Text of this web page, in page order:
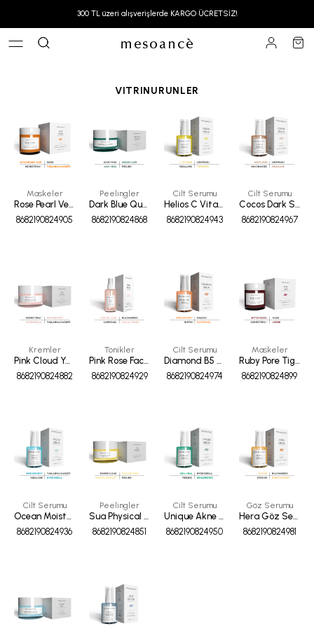
300 TL üzeri alışverişlerde KARGO ÜCRETSİZ!
VITRINURUNLER
Maskeler
Rose Pearl Vegan Gözenekleri Sıkılaştırıcı Kolajen yüz maskesi 100ml
8682190824905
Peelingler
Dark Blue Quartz Aha-Bha Arındırıcı - Sebum Dengeleyici Peeling 50 ml
8682190824868
Cilt Serumu
Helios C Vitaminli Leke & Akne Karşıtı Antioksidan Serum 30 ml
8682190824943
Cilt Serumu
Cocos Dark Spot Corrector Niacinamide Leke Giderici Renk Eşitleyici Serum 30 ml
8682190824967
Kremler
Pink Cloud Yaşlanma Karşıtı Nemlendirici Yüz Bakım Kremi 50 ml
8682190824882
Tonikler
8682190824929
Cilt Serumu
8682190824974
Maskeler
8682190824899
Cilt Serumu
Ocean Moisturizing Yaşlanma Karşıtı Bariyer Onarıcı Serum 30ml
8682190824936
Peelingler
Sua Physical C Vitaminli Nemlendirici Arındırıcı Peeling 50 ML
8682190824851
Cilt Serumu
Unique Akne Karşıtı AHA Ve BHA İçerikli Yenileyici Arındırıcı Serum 30 ml
8682190824950
Göz Serumu
Hera Göz Serumu, Kırışıklık Karşıtı Seramidler Göz Altı Koyu Halka Serumu 30ml
8682190824981